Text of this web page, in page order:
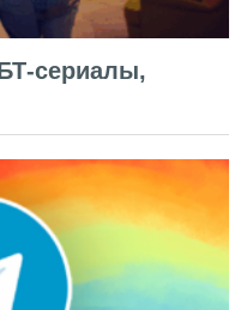
сериалы,